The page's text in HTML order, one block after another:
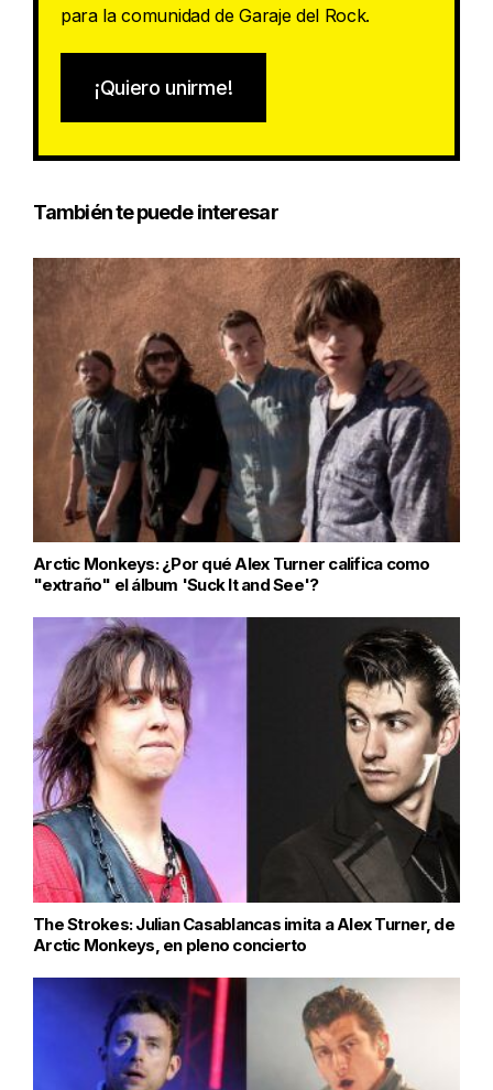
para la comunidad de Garaje del Rock.
¡Quiero unirme!
También te puede interesar
Arctic Monkeys: ¿Por qué Alex Turner califica como
"extraño" el álbum 'Suck It and See'?
The Strokes: Julian Casablancas imita a Alex Turner, de
Arctic Monkeys, en pleno concierto